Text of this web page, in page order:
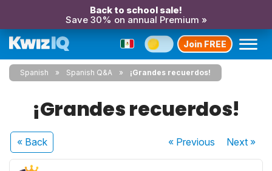
Back to school sale!
Save 30% on annual Premium »
Join FREE
Spanish Spanish Q&A ¡Grandes recuerdos!
¡Grandes recuerdos!
« Back « Previous Next»